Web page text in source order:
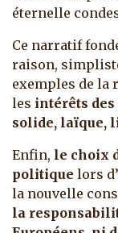
éternelle
Ce narratif
raison,
exemples de
les intérêts
solide, laïque,
Enfin, le choix
politique lors
la nouvelle
la